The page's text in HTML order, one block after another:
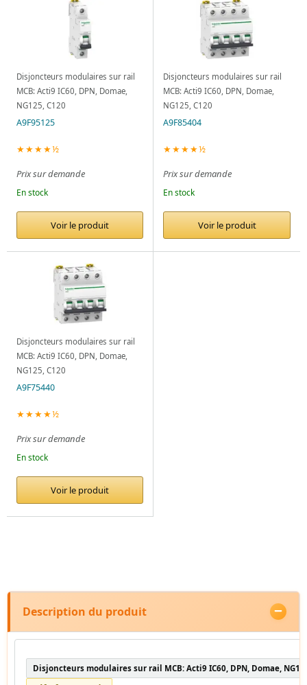
Disjoncteurs modulaires sur rail
MCB: Acti9 IC60, DPN, Domae,
NG125, C120
A9F95125
★★★★½
Prix sur demande
En stock
Voir le produit
Disjoncteurs modulaires sur rail
MCB: Acti9 IC60, DPN, Domae,
NG125, C120
A9F85404
★★★★½
Prix sur demande
En stock
Voir le produit
Disjoncteurs modulaires sur rail
MCB: Acti9 IC60, DPN, Domae,
NG125, C120
A9F75440
★★★★½
Prix sur demande
En stock
Voir le produit
Description du produit
Disjoncteurs modulaires sur rail MCB: Acti9 IC60, DPN, Domae,